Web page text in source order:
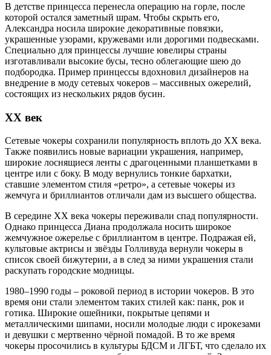
В детстве принцесса перенесла операцию на горле, после
которой остался заметный шрам. Чтобы скрыть его,
Александра носила широкие декоративные повязки,
украшенные узорами, кружевами или дорогими подвесками.
Специально для принцессы лучшие ювелиры страны
изготавливали высокие бусы, тесно облегающие шею до
подбородка. Пример принцессы вдохновил дизайнеров на
внедрение в моду сетевых чокеров – массивных ожерелий,
состоящих из нескольких рядов бусин.
XX век
Сетевые чокеры сохранили популярность вплоть до XX века.
Также появились новые вариации украшения, например,
широкие лоснящиеся ленты с драгоценными планшетками в
центре или с боку. В моду вернулись тонкие бархатки,
ставшие элементом стиля «ретро», а сетевые чокеры из
жемчуга и бриллиантов отличали дам из высшего общества.
В середине XX века чокеры переживали спад популярности.
Однако принцесса Диана продолжала носить широкое
жемчужное ожерелье с бриллиантом в центре. Подражая ей,
культовые актрисы и звёзды Голливуда вернули чокеры в
список своей бижутерии, а в след за ними украшения стали
раскупать городские модницы.
1980–1990 годы – роковой период в истории чокеров. В это
время они стали элементом таких стилей как: панк, рок и
готика. Широкие ошейники, покрытые цепями и
металлическими шипами, носили молодые люди с ирокезами
и девушки с мертвенно чёрной помадой. В то же время
чокеры просочились в культуры БДСМ и ЛГБТ, что сделало их